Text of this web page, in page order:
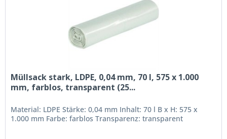
Müllsack stark, LDPE, 0,04 mm, 70 l, 575 x 1.000
mm, farblos, transparent (25...
Material: LDPE Stärke: 0,04 mm Inhalt: 70 l B x H: 575 x
1.000 mm Farbe: farblos Transparenz: transparent